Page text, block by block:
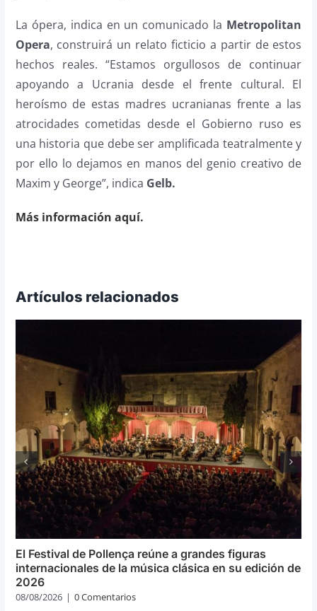
La ópera, indica en un comunicado la Metropolitan
Opera, construirá un relato ficticio a partir de estos
hechos reales. “Estamos orgullosos de continuar
apoyando a Ucrania desde el frente cultural. El
heroísmo de estas madres ucranianas frente a las
atrocidades cometidas desde el Gobierno ruso es
una historia que debe ser amplificada teatralmente y
por ello lo dejamos en manos del genio creativo de
Maxim y George”, indica Gelb.
Más información aquí.
Artículos relacionados
El Festival de Pollença reúne a grandes figuras
internacionales de la música clásica en su edición de
2026
08/08/2026 | 0 Comentarios